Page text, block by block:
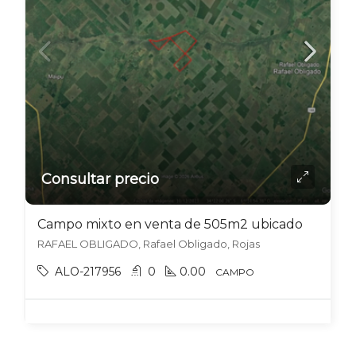
Consultar precio
RAFAEL OBLIGADO, Rafael Obligado, Rojas
ALO-217956 0 0.00 CAMPO